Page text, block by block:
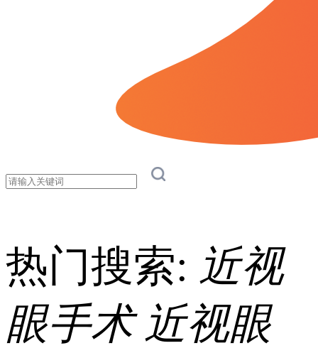
热门搜索: 近视
眼手术 近视眼